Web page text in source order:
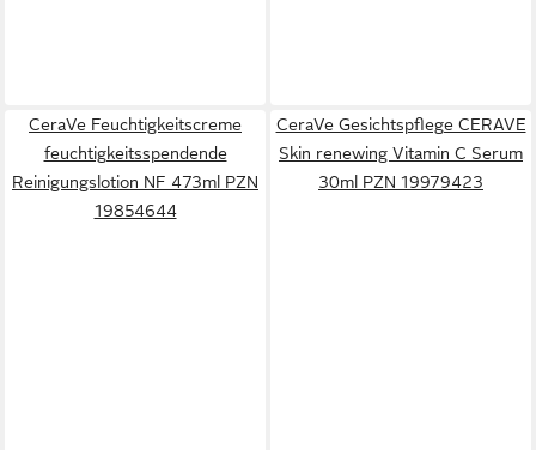
CeraVe Feuchtigkeitscreme
feuchtigkeitsspendende
Reinigungslotion NF 473ml PZN
19854644
CeraVe Gesichtspflege CERAVE
Skin renewing Vitamin C Serum
30ml PZN 19979423